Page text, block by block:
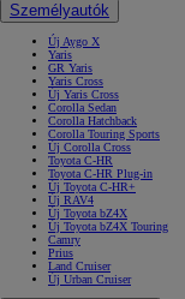
Személyautók
Új Aygo X
Yaris
GR Yaris
Yaris Cross
Új Yaris Cross
Corolla Sedan
Corolla Hatchback
Corolla Touring Sports
Új Corolla Cross
Toyota C-HR
Toyota C-HR Plug-in
Új Toyota C-HR+
Új RAV4
Új Toyota bZ4X
Új Toyota bZ4X Touring
Camry
Prius
Land Cruiser
Új Urban Cruiser